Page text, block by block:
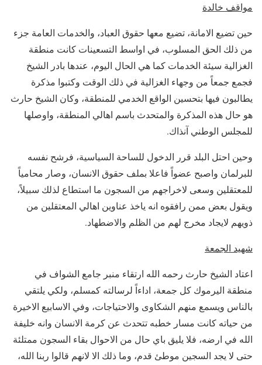
مواقف خالدة
حين تضيع الامانة، تضيع معها حقوق العباد، والخدمات العامة جزء
من ذلك الحق المسلوب، في اواسط التسعينات كانت منطقة
الغزالية سيئة الخدمات كما هي الحال اليوم، عندها بادر الشيخ
فجمع جمعاً من وجهاء الغزالية في ذلك الوقت وكتبوا مذكرة
يطالبون فيها بتحسين الواقع الخدمي للمنطقة، وكان الشيخ حارث
هو حال هذه المذكرة والمتحدث باسم اهالي المنطقة، واوصلها
للمجلس الوطني آنذاك.
وحين احتل البلد قرر الدخول للساحة السياسية، فرشح نفسه
للبرلمان واصبح عضواً فاعلا بملف حقوق الانسان، وصار محامياً
للمعتقلين وسعى لاخراجهم من السجون ما استطاع لذلك سبيلاً،
ويقول بعض ممن رافقوه انه ياخذ عناوين اهالي المعتقلين من
ذويهم لايجاد مخرج لهم من الظلم والاضطهاد.
شهيد الجمعة
اعتاد الشيخ حارث رحمه الله ارتقاء منبر جامع الشواف في
منطقة اليرموك كل جمعة، اداءاً لرسالته كمسلم، ولكي يلتقي
بالناس ويسمع منهم الشكاوى والاحتياجات، وفي الاسابيع الاخيرة
من حياته كانت مسار خطبه تتحدث عن كرمة الانسان وانه خليفة
الله في ارضه، فلا يليق باي حال من الاحوال بقاء السجون ممتلئة
حتى لا يجد السجين موطئ قدم، وما ذلك الا لانهم قالوا ربنا الله،